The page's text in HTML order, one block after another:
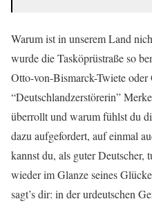
Warum ist in unserem Land
wurde die Tasköprüstraße so
Otto-von-Bismarck-Twiete
“Deutschlandzerstörerin”
überrollt und warum fühlst du
dazu aufgefordert, auf einmal
kannst du, als guter Deutscher,
wieder im Glanze seines
sagt’s dir: in der urdeutschen